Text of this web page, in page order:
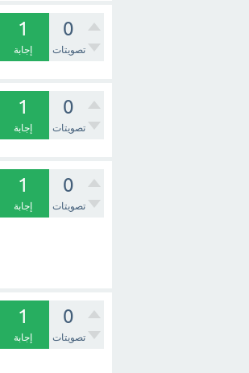
0
تصويتات
1
إجابة
0
تصويتات
1
إجابة
0
تصويتات
1
إجابة
0
تصويتات
1
إجابة